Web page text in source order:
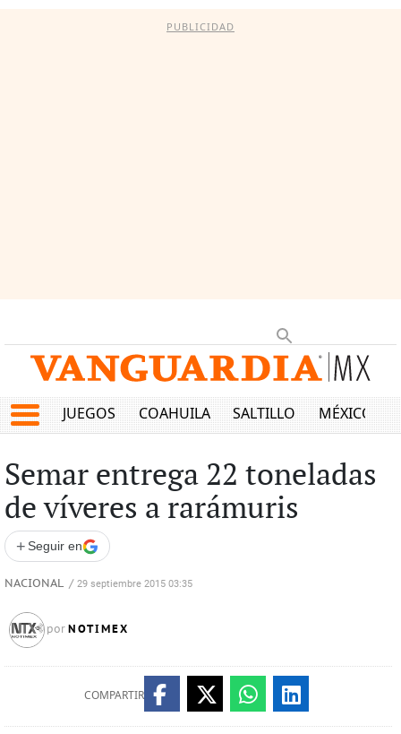
PUBLICIDAD
JUEGOS COAHUILA SALTILLO MÉXICO
Semar entrega 22 toneladas
de víveres a rarámuris
+ Seguir en
NACIONAL / 29 septiembre 2015 03:35
por NOTIMEX
COMPARTIR